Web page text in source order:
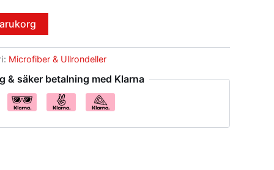
Microfiber & Ullrondeller
& säker betalning med Klarna